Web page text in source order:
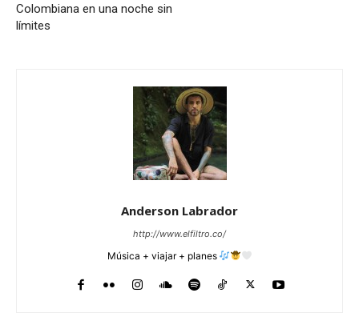
Colombiana en una noche sin
límites
Anderson Labrador
http://www.elfiltro.co/
Música + viajar + planes